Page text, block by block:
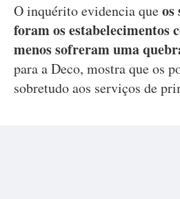
O inquérito evidencia queos
foram os estabelecimentos
menos sofreram uma
para a Deco, mostra que os
sobretudo aos serviços de